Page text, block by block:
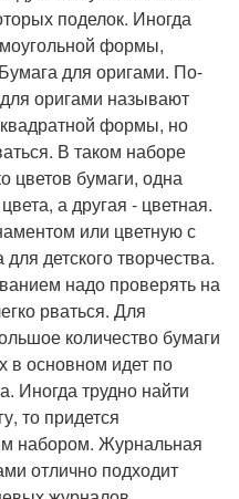
поделок. Иногда
формы,
для оригами. По-
оригами называют
формы, но
В таком наборе
цветов бумаги, одна
а другая - цветная.
или цветную с
детского творчества.
надо проверять на
рваться. Для
количество бумаги
в основном идет по
Иногда трудно найти
то придется
набором. Журнальная
отлично подходит